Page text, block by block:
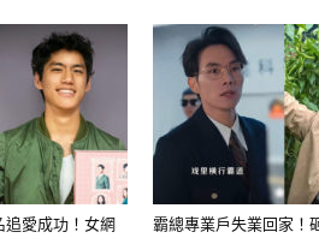
隆尼等享譽全球的名人
經紀約將演藝版圖拓展到
追愛成功！女網
霸總專業戶失業回家！